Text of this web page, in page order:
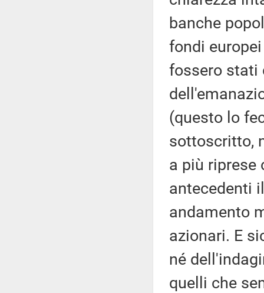
banche
fondi
fossero stati
(questo lo
sottoscritto,
a più riprese
antecedenti
andamento
azionari. E
né
quelli che